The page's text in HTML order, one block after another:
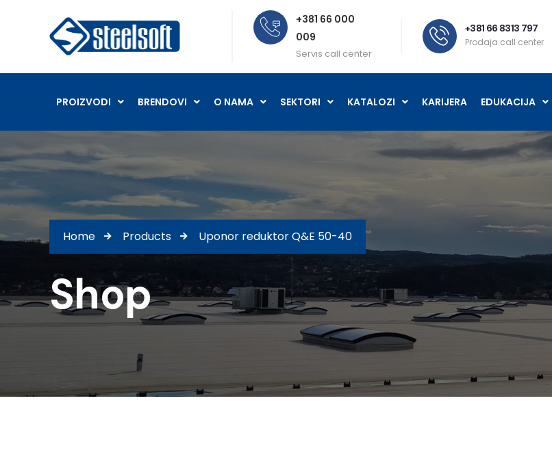
+381 66 000
009
Servis call center
+381 66 8313 797
Prodaja call center
PROIZVODI BRENDOVI O NAMA SEKTORI KATALOZI KARIJERA EDUKACIJA
Home Products Uponor reduktor Q&E 50-40
Shop